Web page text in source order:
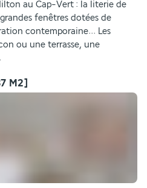
au Cap-Vert : la literie de
fenêtres dotées de
contemporaine... Les
ou une terrasse, une
M2]